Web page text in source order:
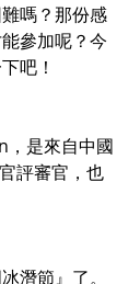
嗎？那份感
參加呢？今
吧！
，是來自中國
評審官，也
潛節』了。